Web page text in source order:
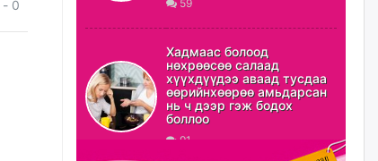
- 0
ХЗДХ-ын сайд С.Амарсайхан:
Авлигаар авсан хөрөнгийг
хурааж, нийгмийн сайн
сайхны хөгжилд зориулах
бөгөөд үүнийг хэд хэдэн эрх
бүхий байгууллагаас санал авна
өчигдѳр
59
Хадмаас болоод
нөхрөөсөө салаад
хүүхдүүдээ аваад тусдаа
өөрийнхөөрөө амьдарсан
нь ч дээр гэж бодох
боллоо
91